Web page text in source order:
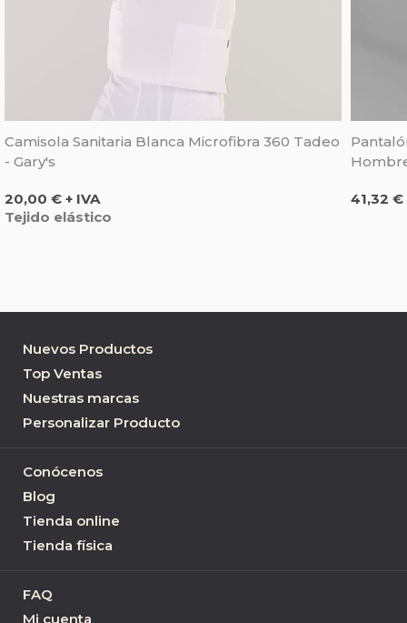
Camisola Sanitaria Blanca Microfibra 360 Tadeo
- Gary's
Precio
20,00 € + IVA
Tejido elástico
Precio
41,32 €
Nuevos Productos
Top Ventas
Nuestras marcas
Personalizar Producto
Conócenos
Blog
Tienda online
Tienda física
FAQ
Mi cuenta